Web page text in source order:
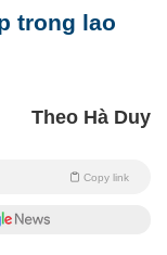
trong lao
Theo Hà Duy
Copy link